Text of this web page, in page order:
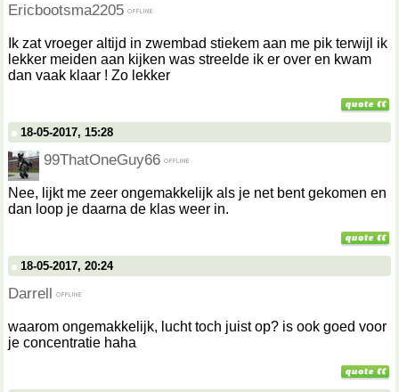
Ericbootsma2205
Ik zat vroeger altijd in zwembad stiekem aan me pik terwijl ik
lekker meiden aan kijken was streelde ik er over en kwam
dan vaak klaar ! Zo lekker
18-05-2017, 15:28
99ThatOneGuy66
Nee, lijkt me zeer ongemakkelijk als je net bent gekomen en
dan loop je daarna de klas weer in.
18-05-2017, 20:24
Darrell
waarom ongemakkelijk, lucht toch juist op? is ook goed voor
je concentratie haha